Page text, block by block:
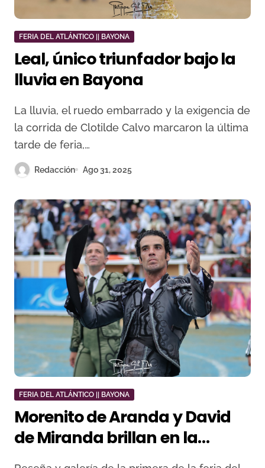
FERIA DEL ATLÁNTICO || BAYONA
Leal, único triunfador bajo la
lluvia en Bayona
La lluvia, el ruedo embarrado y la exigencia de
la corrida de Clotilde Calvo marcaron la última
tarde de feria,…
Redacción Ago 31, 2025
FERIA DEL ATLÁNTICO || BAYONA
Morenito de Aranda y David
de Miranda brillan en la
exigente corrida de Zacarías